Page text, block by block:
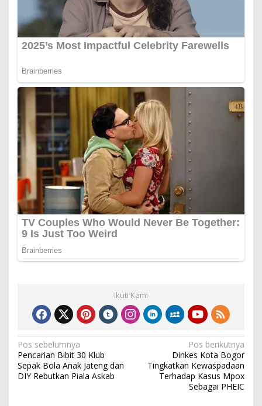
Ikuti Kami
Navigasi
pos
Pos sebelumnya
Pencarian Bibit 30 Klub
Sepak Bola Anak Jateng dan
DIY Rebutkan Piala Askab
Pos berikutnya
Dinkes Kota Bogor
Tingkatkan Kewaspadaan
Terhadap Kasus Mpox
Sebagai PHEIC